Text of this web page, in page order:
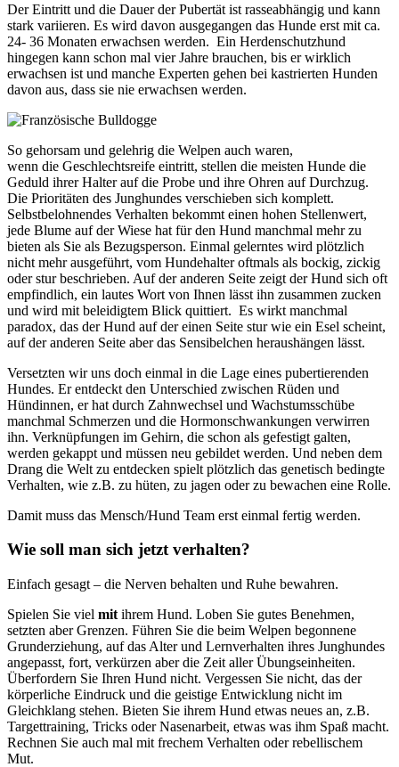
Der Eintritt und die Dauer der Pubertät ist rasseabhängig und kann
stark variieren. Es wird davon ausgegangen das Hunde erst mit ca.
24- 36 Monaten erwachsen werden. Ein Herdenschutzhund
hingegen kann schon mal vier Jahre brauchen, bis er wirklich
erwachsen ist und manche Experten gehen bei kastrierten Hunden
davon aus, dass sie nie erwachsen werden.
So gehorsam und gelehrig die Welpen auch waren,
wenn die Geschlechtsreife eintritt, stellen die meisten Hunde die
Geduld ihrer Halter auf die Probe und ihre Ohren auf Durchzug.
Die Prioritäten des Junghundes verschieben sich komplett.
Selbstbelohnendes Verhalten bekommt einen hohen Stellenwert,
jede Blume auf der Wiese hat für den Hund manchmal mehr zu
bieten als Sie als Bezugsperson. Einmal gelerntes wird plötzlich
nicht mehr ausgeführt, vom Hundehalter oftmals als bockig, zickig
oder stur beschrieben. Auf der anderen Seite zeigt der Hund sich oft
empfindlich, ein lautes Wort von Ihnen lässt ihn zusammen zucken
und wird mit beleidigtem Blick quittiert. Es wirkt manchmal
paradox, das der Hund auf der einen Seite stur wie ein Esel scheint,
auf der anderen Seite aber das Sensibelchen heraushängen lässt.
Versetzten wir uns doch einmal in die Lage eines pubertierenden
Hundes. Er entdeckt den Unterschied zwischen Rüden und
Hündinnen, er hat durch Zahnwechsel und Wachstumsschübe
manchmal Schmerzen und die Hormonschwankungen verwirren
ihn. Verknüpfungen im Gehirn, die schon als gefestigt galten,
werden gekappt und müssen neu gebildet werden. Und neben dem
Drang die Welt zu entdecken spielt plötzlich das genetisch bedingte
Verhalten, wie z.B. zu hüten, zu jagen oder zu bewachen eine Rolle.
Damit muss das Mensch/Hund Team erst einmal fertig werden.
Wie soll man sich jetzt verhalten?
Einfach gesagt – die Nerven behalten und Ruhe bewahren.
Spielen Sie viel mit ihrem Hund. Loben Sie gutes Benehmen,
setzten aber Grenzen. Führen Sie die beim Welpen begonnene
Grunderziehung, auf das Alter und Lernverhalten ihres Junghundes
angepasst, fort, verkürzen aber die Zeit aller Übungseinheiten.
Überfordern Sie Ihren Hund nicht. Vergessen Sie nicht, das der
körperliche Eindruck und die geistige Entwicklung nicht im
Gleichklang stehen. Bieten Sie ihrem Hund etwas neues an, z.B.
Targettraining, Tricks oder Nasenarbeit, etwas was ihm Spaß macht.
Rechnen Sie auch mal mit frechem Verhalten oder rebellischem
Mut.